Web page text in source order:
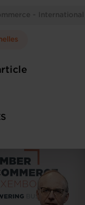
- International